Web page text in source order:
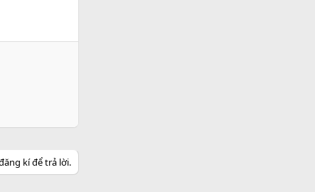
kí để trả lời.